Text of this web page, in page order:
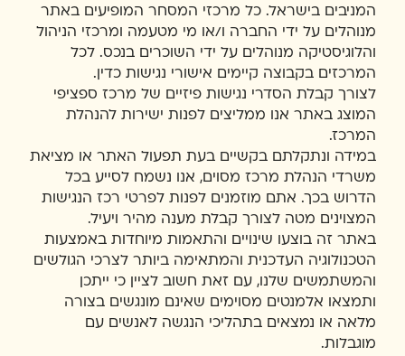
המניבים בישראל. כל מרכזי המסחר המופיעים באתר
מנוהלים על ידי החברה ו/או מי מטעמה ומרכזי הניהול
והלוגיסטיקה מנוהלים על ידי השוכרים בנכס. לכל
המרכזים בקבוצה קיימים אישורי נגישות כדין.
לצורך קבלת הסדרי נגישות פיזיים של מרכז ספציפי
המוצג באתר אנו ממליצים לפנות ישירות להנהלת
המרכז.
במידה ונתקלתם בקשיים בעת תפעול האתר או מציאת
משרדי הנהלת מרכז מסוים, אנו נשמח לסייע בכל
הדרוש בכך. אתם מוזמנים לפנות לפרטי רכז הנגישות
המצוינים מטה לצורך קבלת מענה מהיר ויעיל.
באתר זה בוצעו שינויים והתאמות מיוחדות באמצעות
הטכנולוגיה העדכנית והמתאימה ביותר לצרכי הגולשים
והמשתמשים שלנו, עם זאת חשוב לציין כי ייתכן
ותמצאו אלמנטים מסוימים שאינם מונגשים בצורה
מלאה או נמצאים בתהליכי הנגשה לאנשים עם
מוגבלות.